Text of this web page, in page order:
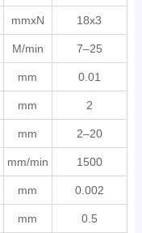
mmxN 18x3
M/min 7–25
mm 0.01
mm 2
mm 2–20
mm/min 1500
mm 0.002
mm 0.5